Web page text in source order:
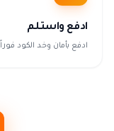
ادفع واستلم
ادفع بأمان وخد الكود فوراً